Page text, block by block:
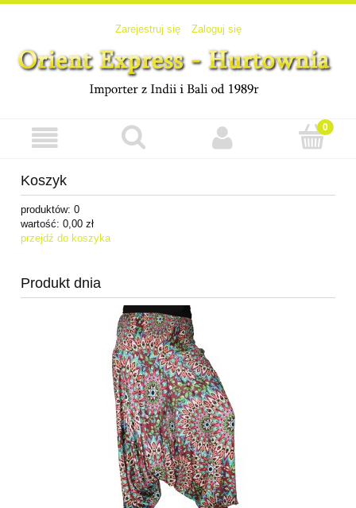
Zarejestruj się Zaloguj się
Koszyk
produktów: 0
wartość: 0,00 zł
przejdź do koszyka
Produkt dnia